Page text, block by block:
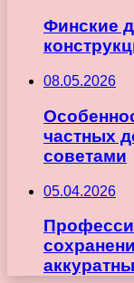
Финские
08.05.2026
частных
советами
05.04.2026